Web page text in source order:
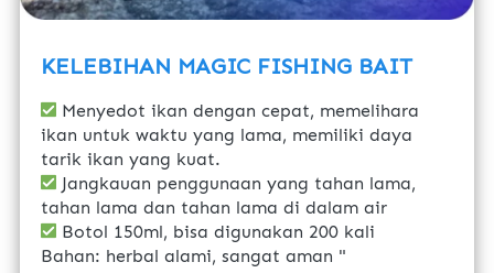
KELEBIHAN MAGIC FISHING BAIT
Menyedot ikan dengan cepat, memelihara
ikan untuk waktu yang lama, memiliki daya
tarik ikan yang kuat.
Jangkauan penggunaan yang tahan lama,
tahan lama dan tahan lama di dalam air
Botol 150ml, bisa digunakan 200 kali
Bahan: herbal alami, sangat aman "